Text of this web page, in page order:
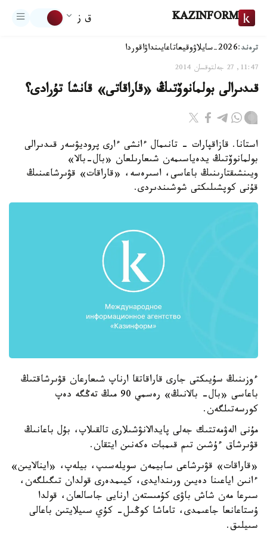
KAZINFORM ق ز
ترەند:2026-سايلاۋ وقيعاتاعايىنداۋاقوردا
11:47, 27 جەلتوقسان 2014
قىدىرالى بولمانوۆتىڭ «قاراقاتى» قانشا تۇرادى؟
استانا. قازاقپارات - تانىمال ءانشى ءارى پروديۋسەر قىدىرالى
بولمانوۆتىڭ يدەياسىمەن شىعارىلعان «بال-بالا»
ويىنشىقتارىنىڭ باعاسى، اسىرەسە، «قاراقات» قۋىرشاعىنىڭ
قۇنى كوپشىلىكتى شوشىندىردى.
ءوزىنىڭ سۇيىكتى جارى قاراقاتقا ارناپ شىعارعان قۋىرشاقتىڭ
باعاسى «بال- بالانىڭ» رەسمي 90 مىڭ تەڭگە دەپ
كورسەتىلگەن.
مۇنى الەۋمەتتىك جەلى پايدالانۋشىلارى تالقىلاپ، بۇل باعانىڭ
قۋىرشاق ءۇشىن تىم قىمبات ەكەنىن ايتقان.
«قاراقات» قۋىرشاعى سابيمەن سويلەسىپ، بيلەپ، «اينالايىن»
ءانىن اياعىنا دەيىن ورىندايدى، كيىمدەرى قولدان تىگىلگەن،
سىرعا مەن شاش باۋى كۇمىستەن ارنايى جاسالعان، قولدا
ۇستاعانعا جاعىمدى، تاماشا كوڭىل- كۇي سىيلايتىن باعالى
سىيلىق.